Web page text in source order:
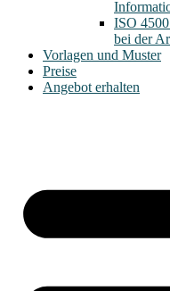
ISO
bei der
Vorlagen und Muster
Preise
Angebot erhalten